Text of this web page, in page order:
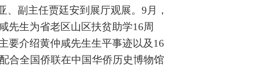
副主任贾廷安到展厅观展。 9月，
先生为省老区山区扶贫助学16周
要介绍黄仲咸先生生平事迹以及 16
合全国侨联在中国华侨历史博物馆